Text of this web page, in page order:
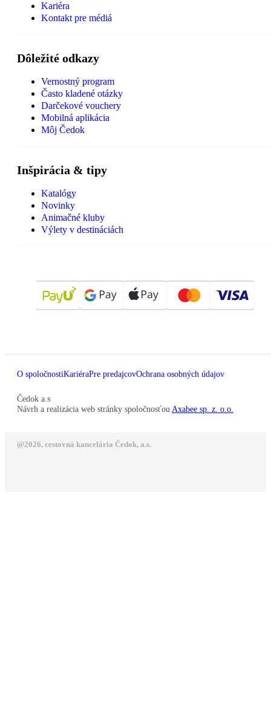
Kariéra
Kontakt pre médiá
Dôležité odkazy
Vernostný program
Často kladené otázky
Darčekové vouchery
Mobilná aplikácia
Môj Čedok
Inšpirácia & tipy
Katalógy
Novinky
Animačné kluby
Výlety v destináciách
O spoločnostiKariéraPre predajcovOchrana osobných údajov
Čedok a.s
Návrh a realizácia web stránky spoločnosťou Axabee sp. z. o.o.
@2026, cestovná kancelária Čedok, a.s.